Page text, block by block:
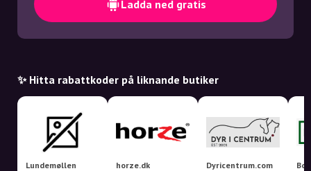
Ladda ned gratis
✨ Hitta rabattkoder på liknande butiker
Lundemøllen horze.dk Dyricentrum.com